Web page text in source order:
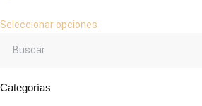
Seleccionar opciones
Categorías